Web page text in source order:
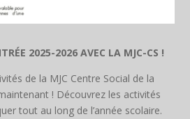
2025-2026 AVEC LA MJC-CS !
de la MJC Centre Social de la
! Découvrez les activités
tout au long de l’année scolaire.